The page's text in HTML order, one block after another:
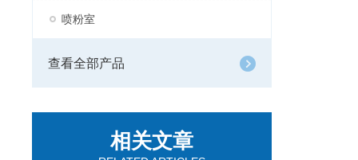
喷粉室
查看全部产品
相关文章